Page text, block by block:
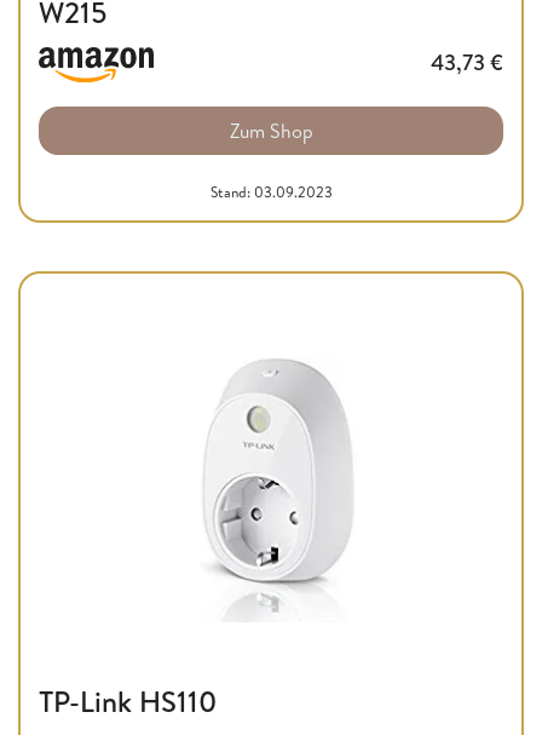
W215
43,73 €
Zum Shop
Stand: 03.09.2023
TP-Link HS110